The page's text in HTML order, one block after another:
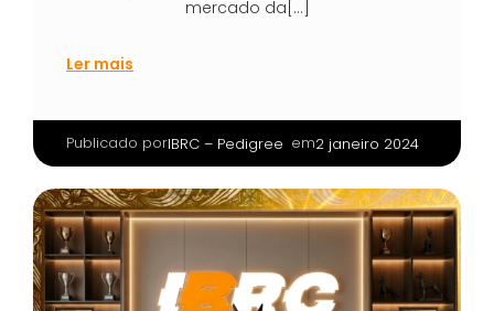
mercado da[…]
Ler mais
Publicado porIBRC – Pedigree em2 janeiro 2024